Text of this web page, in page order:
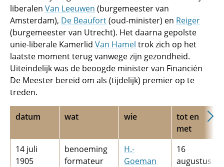
liberalen Van Leeuwen (burgemeester van
Amsterdam), De Beaufort(oud-minister) en Reiger
(burgemeester van Utrecht). Het daarna gepolste
unie-liberale Kamerlid Van Hamel trok zich op het
laatste moment terug vanwege zijn gezondheid.
Uiteindelijk was de beoogde minister van Financiėn
De Meester bereid om als (tijdelijk) premier op te
treden.
datum wat wie
tot en
met
14 juli
1905
benoeming
formateur
H.­
Goeman
16
augustus